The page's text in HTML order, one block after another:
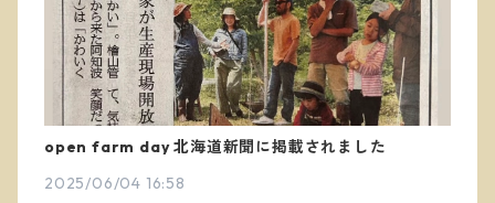
open farm day 北海道新聞に掲載されました
2025/06/04 16:58